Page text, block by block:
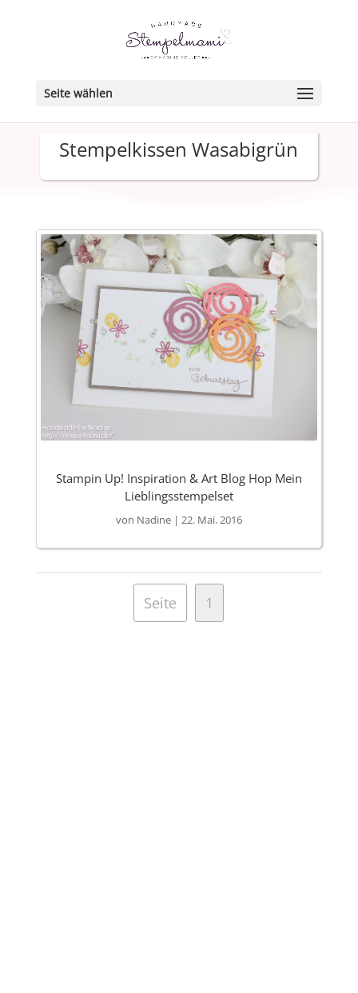
Seite wählen
Stempelkissen Wasabigrün
Stampin Up! Inspiration & Art Blog Hop Mein
Lieblingsstempelset
von Nadine| 22. Mai. 2016
Seite 1